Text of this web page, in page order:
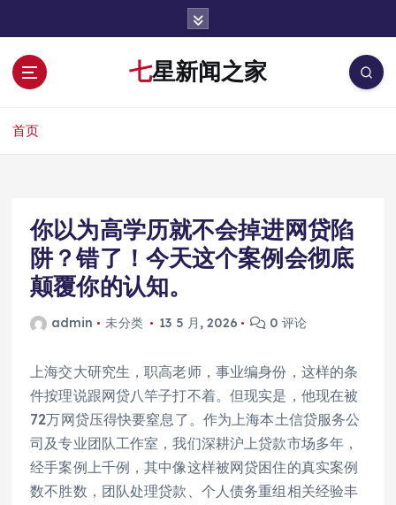
七星新闻之家
首页
你以为高学历就不会掉进网贷陷
阱？错了！今天这个案例会彻底
颠覆你的认知。
admin 未分类 13 5 月, 2026 0 评论
上海交大研究生，职高老师，事业编身份，这样的条
件按理说跟网贷八竿子打不着。但现实是，他现在被
72万网贷压得快要窒息了。作为上海本土信贷服务公
司及专业团队工作室，我们深耕沪上贷款市场多年，
经手案例上千例，其中像这样被网贷困住的真实案例
数不胜数，团队处理贷款、个人债务重组相关经验丰